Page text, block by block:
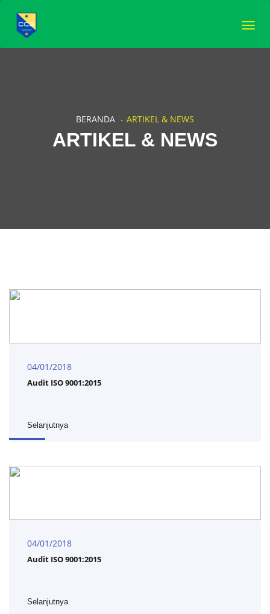
BERANDA ARTIKEL & NEWS
ARTIKEL & NEWS
04/01/2018
Audit ISO 9001:2015
Selanjutnya
04/01/2018
Audit ISO 9001:2015
Selanjutnya